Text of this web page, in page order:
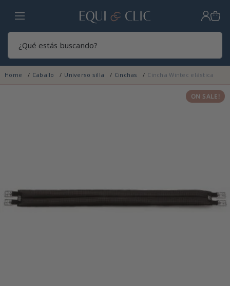
Hogar
Home Caballo Universo silla Cinchas Cincha Wintec elástica
ON SALE!